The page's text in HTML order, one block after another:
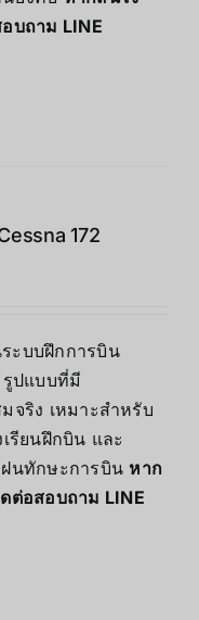
บถาม LINE
172
ะบบฝึกการบิน
รูปแบบที่มี
จริง เหมาะสำหรับ
รียนฝึกบิน และ
นทักษะการบิน หาก
ต่อสอบถาม LINE